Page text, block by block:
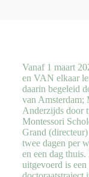
Vanaf 1 maart
en VAN elkaar
daarin begeleid
van Amsterdam;
Anderzijds door
Montessori
Grand
twee dagen per
en een dag
uitgevoerd is